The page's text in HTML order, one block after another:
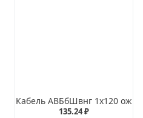
Кабель АВБбШвнг 1х120 ож
135.24 ₽